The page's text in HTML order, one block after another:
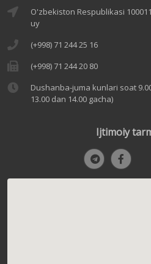
O'zbekiston Respublikasi
uy
(+998) 71 244 25 16
(+998) 71 244 20 80
Dushanba-juma kunlari soat
13.00 dan 14.00 gacha)
Ijtimoiy